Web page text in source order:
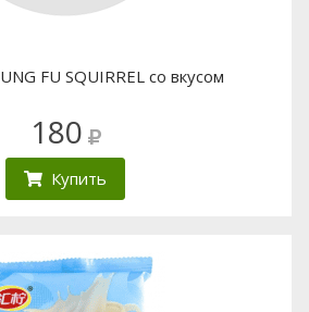
FU SQUIRREL со вкусом
180
Купить